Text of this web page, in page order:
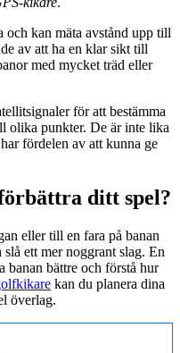
och kan mäta avstånd upp till
av att ha en klar sikt till
med mycket träd eller
för att bestämma
olika punkter. De är inte lika
fördelen av att kunna ge
ditt spel?
eller till en fara på banan
ett mer noggrant slag. En
banan bättre och förstå hur
kan du planera dina
överlag.